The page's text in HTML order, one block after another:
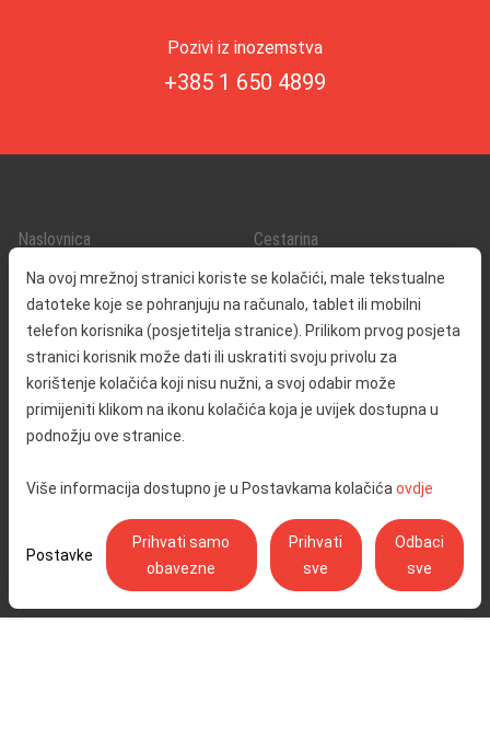
Na ovoj mrežnoj stranici koriste se kolačići, male tekstualne
datoteke koje se pohranjuju na računalo, tablet ili mobilni
telefon korisnika (posjetitelja stranice). Prilikom prvog posjeta
stranici korisnik može dati ili uskratiti svoju privolu za
korištenje kolačića koji nisu nužni, a svoj odabir može
primijeniti klikom na ikonu kolačića koja je uvijek dostupna u
podnožju ove stranice.
Više informacija dostupno je u Postavkama kolačića ovdje
Postavke
Prihvati samo
obavezne
Prihvati
sve
Odbaci
sve
Pozivi iz inozemstva
+385 1 650 4899
Naslovnica
O nama
Kontakt
Cestarina
Promet i sigurnost
Servisne informacije
Reklamacija
Javna nabava
Odnosi s javnošću
Izjava o pristupačnosti
Postavke kolačića